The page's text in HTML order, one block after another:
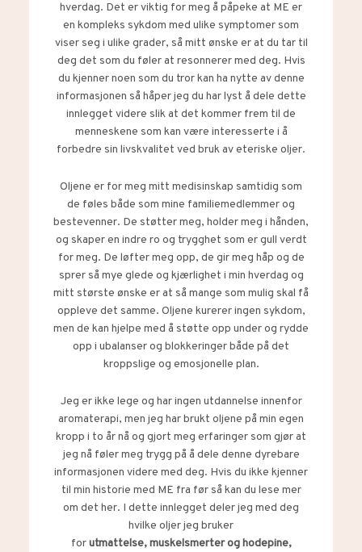
hverdag. Det er viktig for meg å påpeke at ME er
en kompleks sykdom med ulike symptomer som
viser seg i ulike grader, så mitt ønske er at du tar til
deg det som du føler at resonnerer med deg. Hvis
du kjenner noen som du tror kan ha nytte av denne
informasjonen så håper jeg du har lyst å dele dette
innlegget videre slik at det kommer frem til de
menneskene som kan være interesserte i å
forbedre sin livskvalitet ved bruk av eteriske oljer.
Oljene er for meg mitt medisinskap samtidig som
de føles både som mine familiemedlemmer og
bestevenner. De støtter meg, holder meg i hånden,
og skaper en indre ro og trygghet som er gull verdt
for meg. De løfter meg opp, de gir meg håp og de
sprer så mye glede og kjærlighet i min hverdag og
mitt største ønske er at så mange som mulig skal få
oppleve det samme. Oljene kurerer ingen sykdom,
men de kan hjelpe med å støtte opp under og rydde
opp i ubalanser og blokkeringer både på det
kroppslige og emosjonelle plan.
Jeg er ikke lege og har ingen utdannelse innenfor
aromaterapi, men jeg har brukt oljene på min egen
kropp i to år nå og gjort meg erfaringer som gjør at
jeg nå føler meg trygg på å dele denne dyrebare
informasjonen videre med deg. Hvis du ikke kjenner
til min historie med ME fra før så kan du lese mer
om det her. I dette innlegget deler jeg med deg
hvilke oljer jeg bruker
forutmattelse,muskelsmerter og hodepine,